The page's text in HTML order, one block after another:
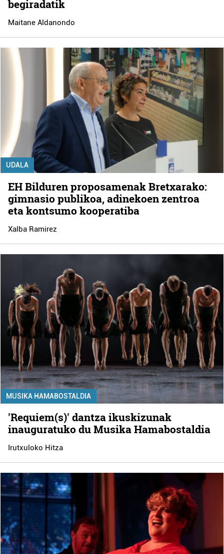
begiradatik
Maitane Aldanondo
UDALA
EH Bilduren proposamenak Bretxarako:
gimnasio publikoa, adinekoen zentroa
eta kontsumo kooperatiba
Xalba Ramirez
MUSIKA HAMABOSTALDIA
'Requiem(s)' dantza ikuskizunak
inauguratuko du Musika Hamabostaldia
Irutxuloko Hitza